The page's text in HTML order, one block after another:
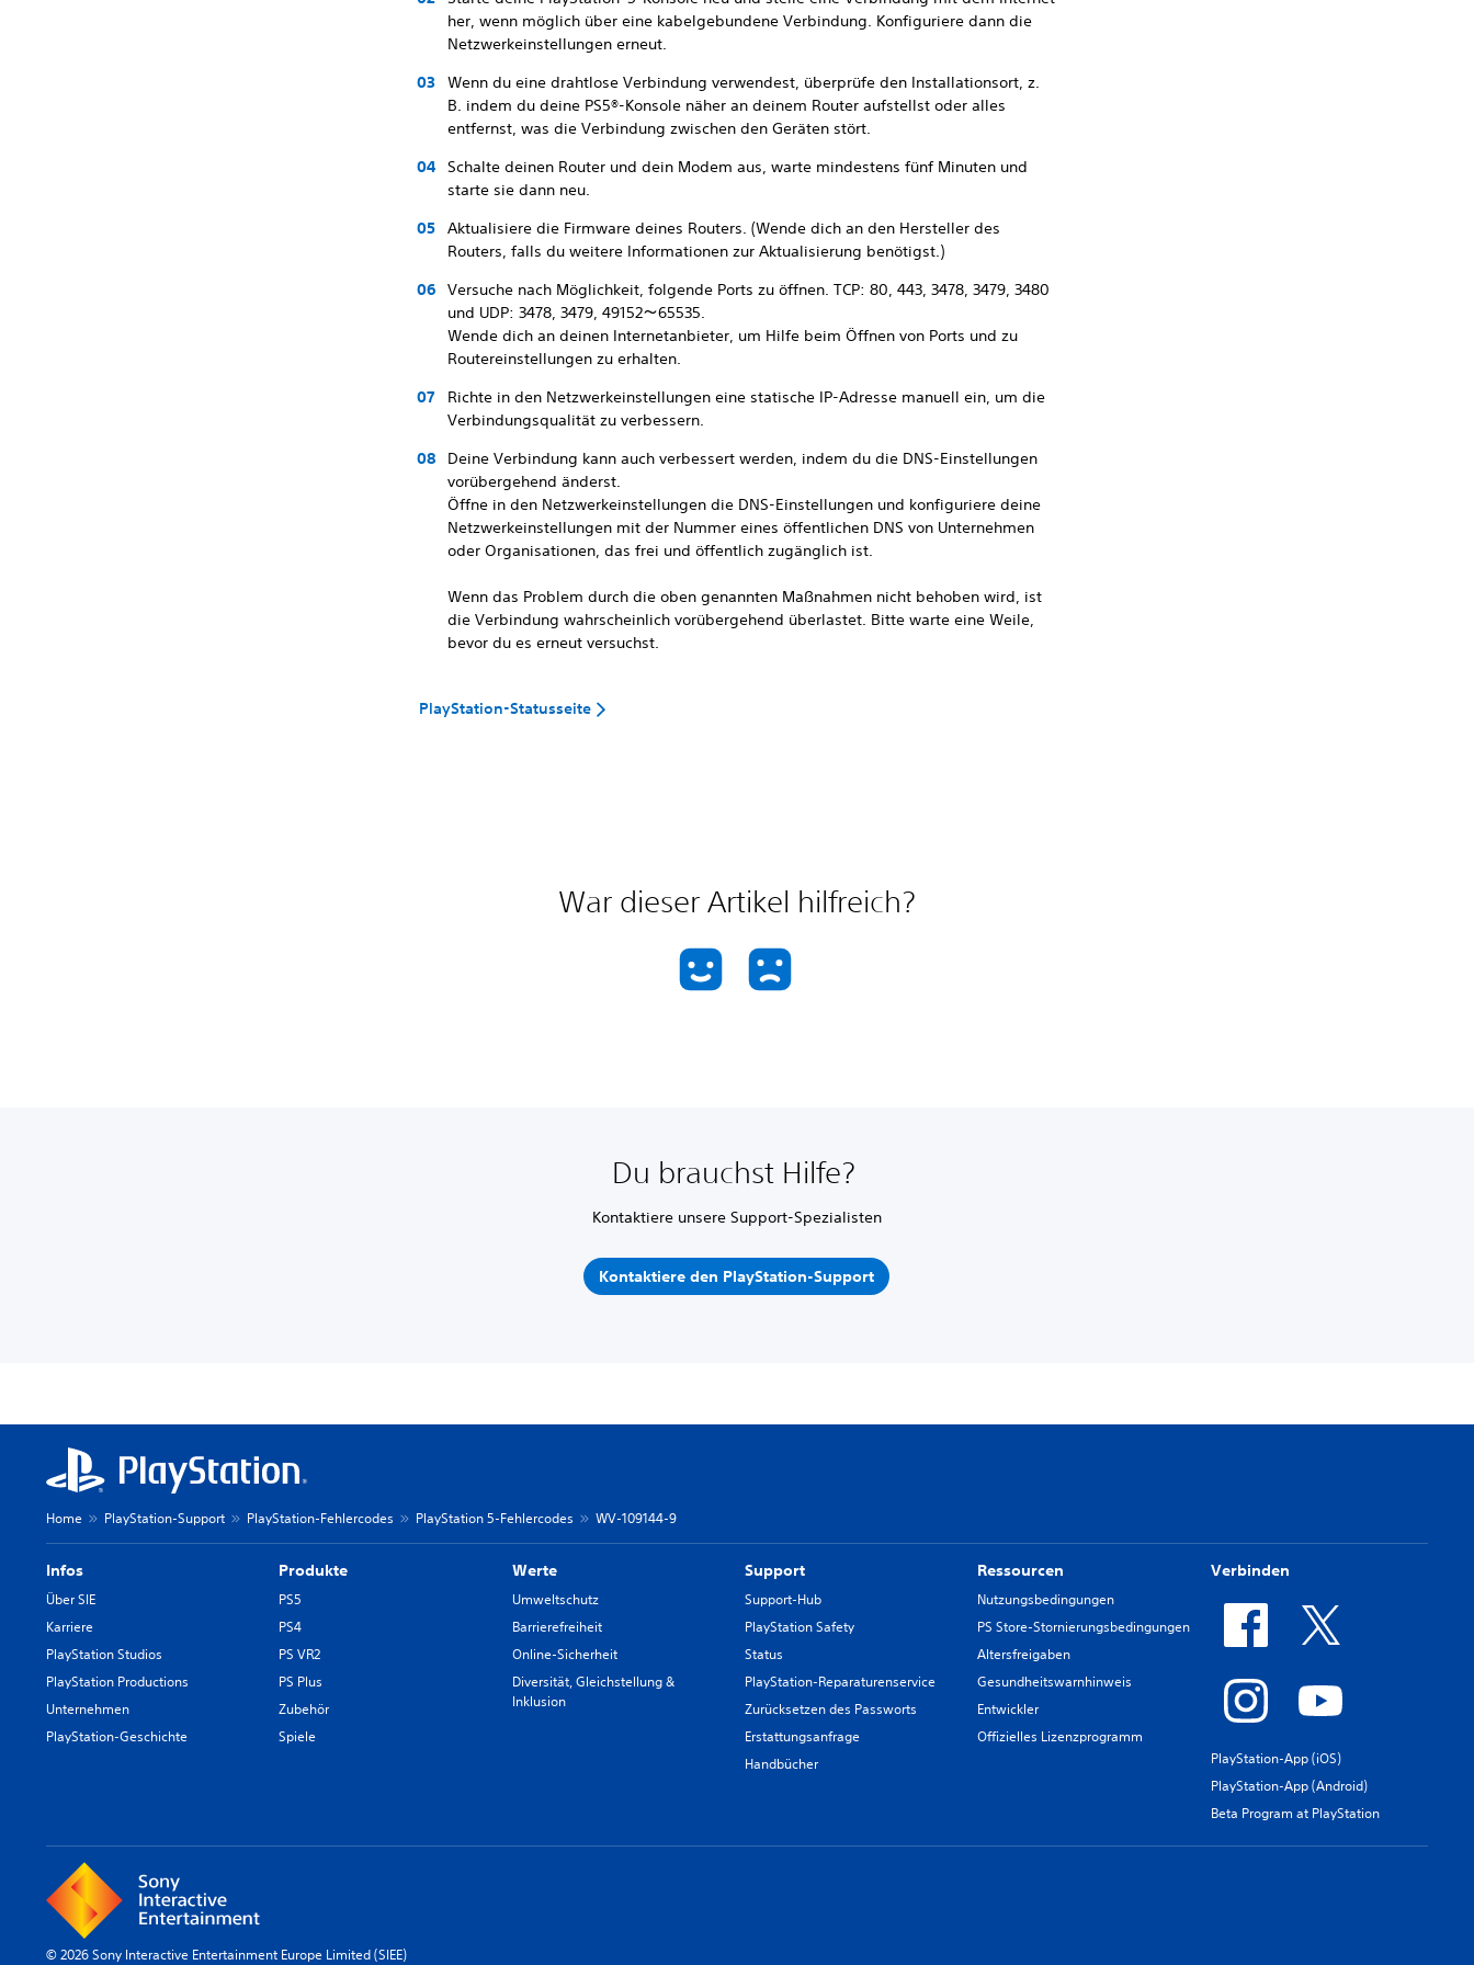
her, wenn möglich über eine kabelgebundene Verbindung. Konfiguriere dann die
Netzwerkeinstellungen erneut.
Wenn du eine drahtlose Verbindung verwendest, überprüfe den Installationsort, z.
B. indem du deine PS5®-Konsole näher an deinem Router aufstellst oder alles
entfernst, was die Verbindung zwischen den Geräten stört.
Schalte deinen Router und dein Modem aus, warte mindestens fünf Minuten und
starte sie dann neu.
Aktualisiere die Firmware deines Routers. (Wende dich an den Hersteller des
Routers, falls du weitere Informationen zur Aktualisierung benötigst.)
Versuche nach Möglichkeit, folgende Ports zu öffnen. TCP: 80, 443, 3478, 3479, 3480
und UDP: 3478, 3479, 49152～65535.
Wende dich an deinen Internetanbieter, um Hilfe beim Öffnen von Ports und zu
Routereinstellungen zu erhalten.
Richte in den Netzwerkeinstellungen eine statische IP-Adresse manuell ein, um die
Verbindungsqualität zu verbessern.
Deine Verbindung kann auch verbessert werden, indem du die DNS-Einstellungen
vorübergehend änderst.
Öffne in den Netzwerkeinstellungen die DNS-Einstellungen und konfiguriere deine
Netzwerkeinstellungen mit der Nummer eines öffentlichen DNS von Unternehmen
oder Organisationen, das frei und öffentlich zugänglich ist.
Wenn das Problem durch die oben genannten Maßnahmen nicht behoben wird, ist
die Verbindung wahrscheinlich vorübergehend überlastet. Bitte warte eine Weile,
bevor du es erneut versuchst.
PlayStation-Statusseite
War dieser Artikel hilfreich?
Du brauchst Hilfe?
Kontaktiere unsere Support-Spezialisten
Kontaktiere den PlayStation-Support
Home PlayStation-Support PlayStation-Fehlercodes PlayStation 5-Fehlercodes WV-109144-9
Infos
Über SIE
Karriere
PlayStation Studios
PlayStation Productions
Unternehmen
PlayStation-Geschichte
Produkte
PS5
PS4
PS VR2
PS Plus
Zubehör
Spiele
Werte
Umweltschutz
Barrierefreiheit
Online-Sicherheit
Diversität, Gleichstellung &
Inklusion
Support
Support-Hub
PlayStation Safety
Status
PlayStation-Reparaturenservice
Zurücksetzen des Passworts
Erstattungsanfrage
Handbücher
Ressourcen
Nutzungsbedingungen
PS Store-Stornierungsbedingungen
Altersfreigaben
Gesundheitswarnhinweis
Entwickler
Offizielles Lizenzprogramm
Verbinden
PlayStation-App (iOS)
PlayStation-App (Android)
Beta Program at PlayStation
© 2026 Sony Interactive Entertainment Europe Limited (SIEE)